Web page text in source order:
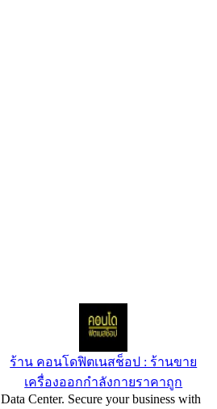
ร้าน คอนโดฟิตเนสช็อป : ร้านขาย
เครื่องออกกำลังกายราคาถูก
Center. Secure your business with